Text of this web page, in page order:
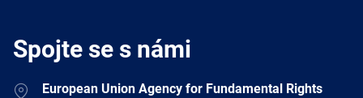
Spojte se s námi
AddressEuropean Union Agency for Fundamental Rights